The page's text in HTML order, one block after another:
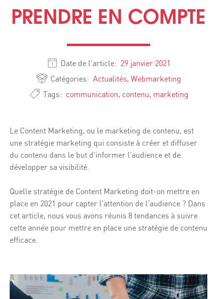
PRENDRE EN COMPTE
Date de l'article: 29 janvier 2021
Catégories: Actualités, Webmarketing
Tags: communication, contenu, marketing
Le Content Marketing, ou le marketing de contenu, est
une stratégie marketing qui consiste à créer et diffuser
du contenu dans le but d’informer l’audience et de
développer sa visibilité.
Quelle stratégie de Content Marketing doit-on mettre en
place en 2021 pour capter l’attention de l’audience ? Dans
cet article, nous vous avons réunis 8 tendances à suivre
cette année pour mettre en place une stratégie de contenu
efficace.